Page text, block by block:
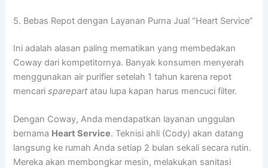
5. Bebas Repot dengan Layanan Purna Jual “Heart Service”
Ini adalah alasan paling mematikan yang membedakan
Coway dari kompetitornya. Banyak konsumen menyerah
menggunakan air purifier setelah 1 tahun karena repot
mencarisparepart atau lupa kapan harus mencuci filter.
Dengan Coway, Anda mendapatkan layanan unggulan
bernama Heart Service. Teknisi ahli (Cody) akan datang
langsung ke rumah Anda setiap 2 bulan sekali secara rutin.
Mereka akan membongkar mesin, melakukan sanitasi